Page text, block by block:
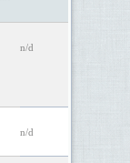
n/d
n/d